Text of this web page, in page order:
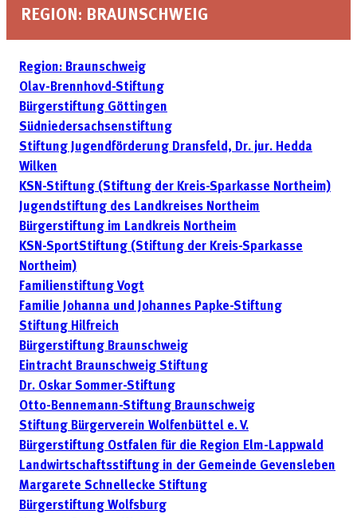
REGION: BRAUNSCHWEIG
Region: Braunschweig
Olav-Brennhovd-Stiftung
Bürgerstiftung Göttingen
Südniedersachsenstiftung
Stiftung Jugendförderung Dransfeld, Dr. jur. Hedda
Wilken
KSN-Stiftung (Stiftung der Kreis-Sparkasse Northeim)
Jugendstiftung des Landkreises Northeim
Bürgerstiftung im Landkreis Northeim
KSN-SportStiftung (Stiftung der Kreis-Sparkasse
Northeim)
Familienstiftung Vogt
Familie Johanna und Johannes Papke-Stiftung
Stiftung Hilfreich
Bürgerstiftung Braunschweig
Eintracht Braunschweig Stiftung
Dr. Oskar Sommer-Stiftung
Otto-Bennemann-Stiftung Braunschweig
Stiftung Bürgerverein Wolfenbüttel e. V.
Bürgerstiftung Ostfalen für die Region Elm-Lappwald
Landwirtschaftsstiftung in der Gemeinde Gevensleben
Margarete Schnellecke Stiftung
Bürgerstiftung Wolfsburg